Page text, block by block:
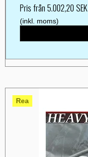
Pris från5.002,20 SEK
(inkl. moms)
Rea